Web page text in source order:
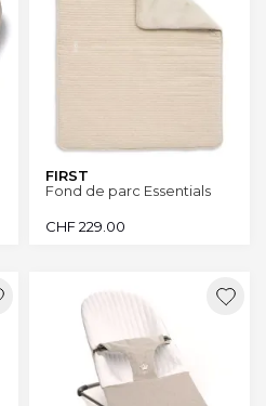
FIRST
Fond de parc Essentials
CHF229.00